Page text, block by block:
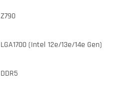
Z790
LGA1700 (Intel 12e/13e/14e Gen)
DDR5